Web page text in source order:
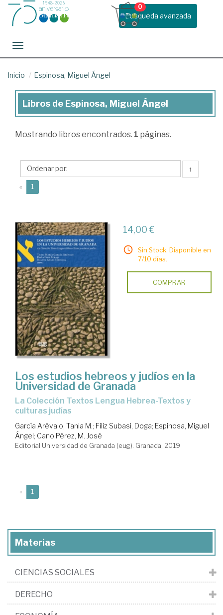
Busqueda avanzada
0
Toggle navigation
Inicio Espinosa, Miguel Ángel
Libros
Espinosa,
Ángel
Libros de Espinosa, Miguel Ángel
Mostrando libros encontrados. 1 páginas.
↑
« 1
14,00 €
Sin Stock. Disponible en
7/10 días.
COMPRAR
Los estudios hebreos y judíos en la
Universidad de Granada
La Colección Textos Lengua Hebrea-Textos y
culturas judías
García Arévalo, Tania M.; Filiz Subasi, Doga; Espinosa, Miguel
Ángel; Cano Pérez, M. José
Editorial Universidad de Granada (eug). Granada, 2019
« 1
Materias
CIENCIAS SOCIALES
DERECHO